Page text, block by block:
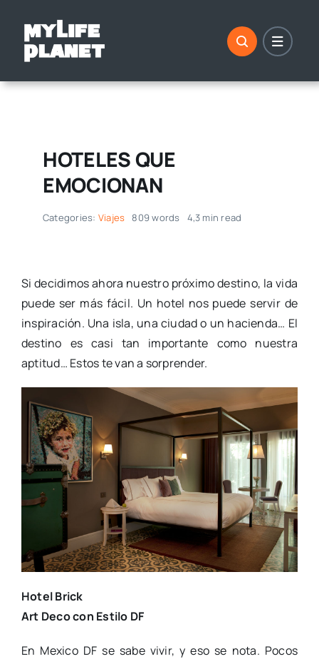
contenido
HOTELES QUE
EMOCIONAN
Categories: Viajes 809 words 4,3 min read
Si decidimos ahora nuestro próximo destino, la vida
puede ser más fácil. Un hotel nos puede servir de
inspiración. Una isla, una ciudad o un hacienda… El
destino es casi tan importante como nuestra
aptitud… Estos te van a sorprender.
Hotel Brick
Art Deco con Estilo DF
En Mexico DF se sabe vivir, y eso se nota. Pocos